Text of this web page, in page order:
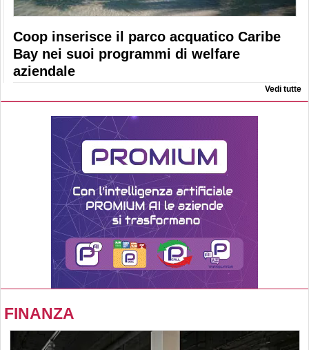
Coop inserisce il parco acquatico Caribe
Bay nei suoi programmi di welfare
aziendale
Vedi tutte
FINANZA